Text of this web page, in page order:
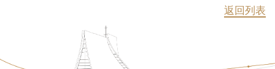
返回列表